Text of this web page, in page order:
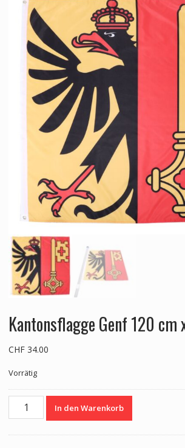
Kantonsflagge Genf 120 cm
CHF34.00
Vorrätig
Kantonsflagge
Genf
In den Warenkorb